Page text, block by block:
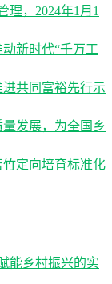
理，2024年1月1
新时代“千万工
共同富裕先行示
发展，为全国乡
定向培育标准化